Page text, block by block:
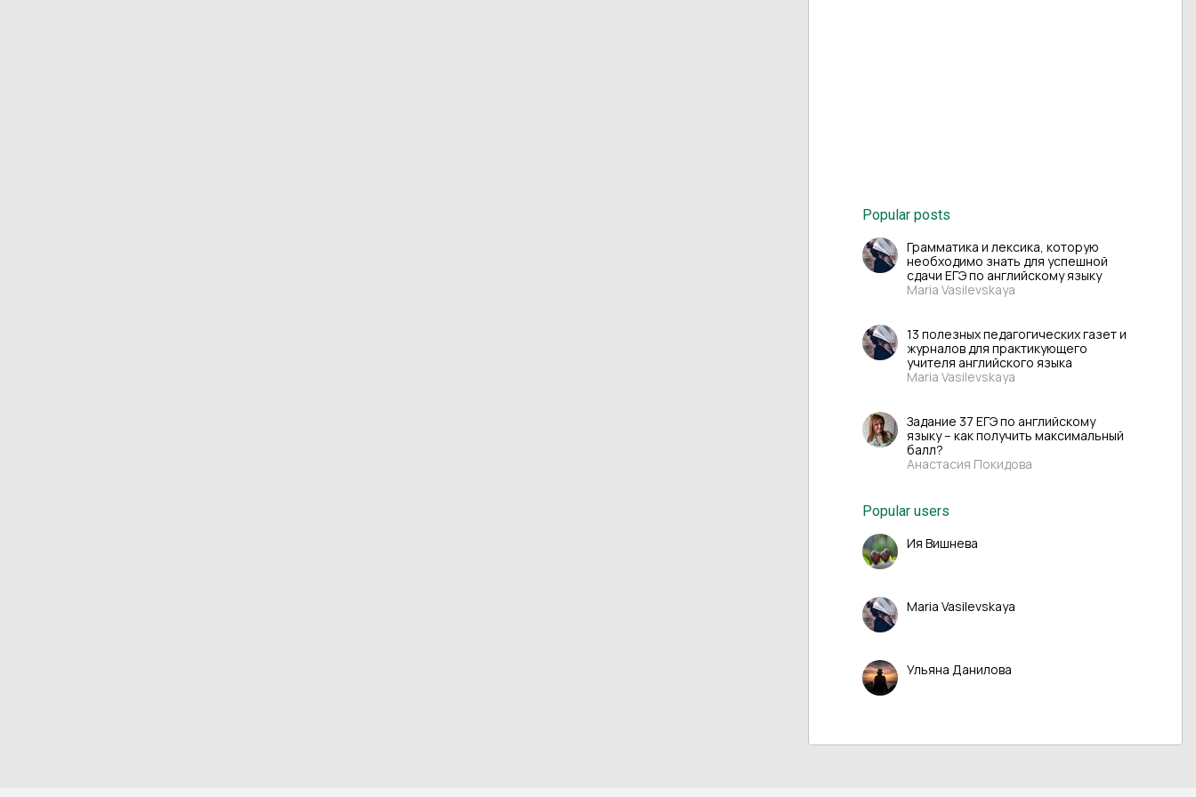
Popular posts
Грамматика и лексика, которую
необходимо знать для успешной
сдачи ЕГЭ по английскому языку
Maria Vasilevskaya
13 полезных педагогических газет и
журналов для практикующего
учителя английского языка
Maria Vasilevskaya
Задание 37 ЕГЭ по английскому
языку – как получить максимальный
балл?
Анастасия Покидова
Popular users
Ия Вишнева
Maria Vasilevskaya
Ульяна Данилова